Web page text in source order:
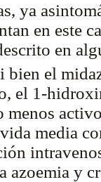
ya
en este
en
bien el
el 1-
media
azoemia y